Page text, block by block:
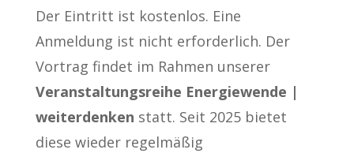
Der Eintritt ist kostenlos. Eine
Anmeldung ist nicht erforderlich. Der
Vortrag findet im Rahmen unserer
Veranstaltungsreihe Energiewende |
weiterdenken statt. Seit 2025 bietet
diese wieder regelmäßig